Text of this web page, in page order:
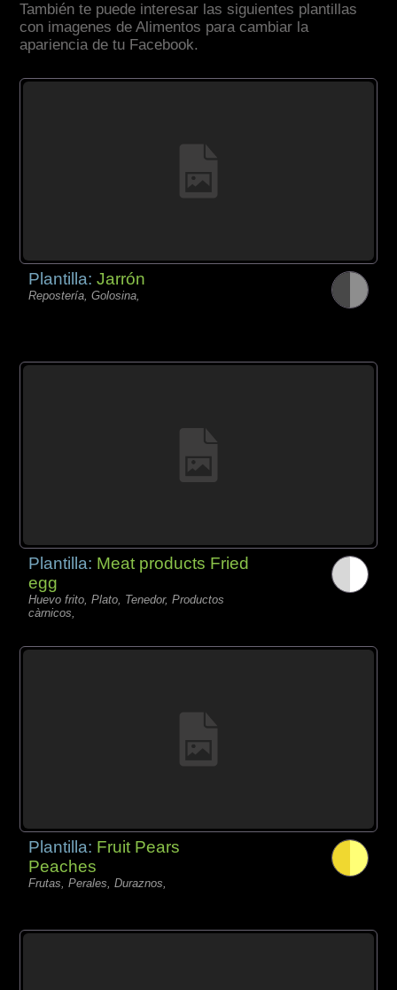
También te puede interesar las siguientes plantillas
con imagenes de Alimentos para cambiar la
apariencia de tu Facebook.
Plantilla:Jarrón
Repostería, Golosina,
Plantilla: Meat products Fried
egg
Huevo frito, Plato, Tenedor, Productos
càrnicos,
Plantilla: Fruit Pears
Peaches
Frutas, Perales, Duraznos,